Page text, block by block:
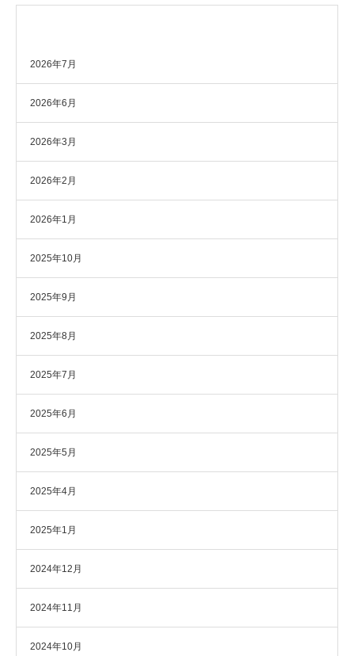
2026年7月
2026年6月
2026年3月
2026年2月
2026年1月
2025年10月
2025年9月
2025年8月
2025年7月
2025年6月
2025年5月
2025年4月
2025年1月
2024年12月
2024年11月
2024年10月